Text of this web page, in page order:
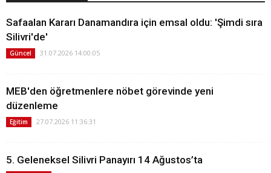
Safaalan Kararı Danamandıra için emsal oldu: 'Şimdi sıra
Silivri'de'
Güncel 31.07.2026 14:00:05
MEB'den öğretmenlere nöbet görevinde yeni
düzenleme
Eğitim 27.07.2026 11:36:31
5. Geleneksel Silivri Panayırı 14 Ağustos’ta